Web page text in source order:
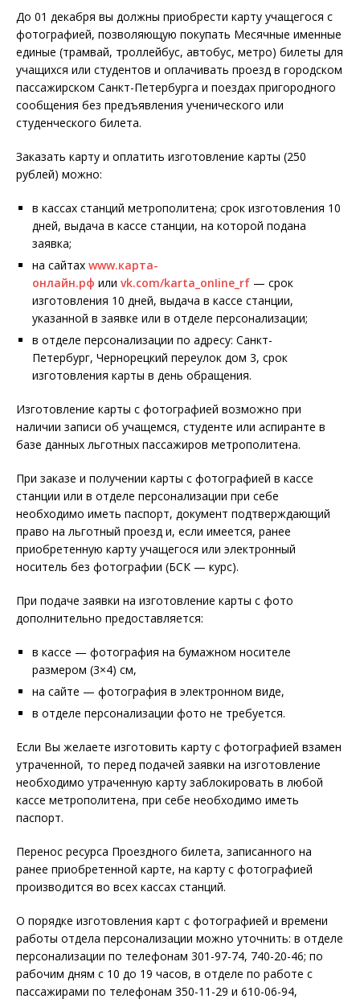
До 01 декабря вы должны приобрести карту учащегося с
фотографией, позволяющую покупать Месячные именные
единые (трамвай, троллейбус, автобус, метро) билеты для
учащихся или студентов и оплачивать проезд в городском
пассажирском Санкт-Петербурга и поездах пригородного
сообщения без предъявления ученического или
студенческого билета.
Заказать карту и оплатить изготовление карты (250
рублей) можно:
в кассах станций метрополитена; срок изготовления 10
дней, выдача в кассе станции, на которой подана
заявка;
на сайтах www.кapтa-
онлайн.рф или vk.com/karta_onIine_rf — срок
изготовления 10 дней, выдача в кассе станции,
указанной в заявке или в отделе персонализации;
в отделе персонализации по адресу: Санкт-
Петербург, Чернорецкий переулок дом 3, срок
изготовления карты в день обращения.
Изготовление карты с фотографией возможно при
наличии записи об учащемся, студенте или аспиранте в
базе данных льготных пассажиров метрополитена.
При заказе и получении карты с фотографией в кассе
станции или в отделе персонализации при себе
необходимо иметь паспорт, документ подтверждающий
право на льготный проезд и, если имеется, ранее
приобретенную карту учащегося или электронный
носитель без фотографии (БСК — курс).
При подаче заявки на изготовление карты с фото
дополнительно предоставляется:
в кассе — фотография на бумажном носителе
размером (3×4) см,
на сайте — фотография в электронном виде,
в отделе персонализации фото не требуется.
Если Вы желаете изготовить карту с фотографией взамен
утраченной, то перед подачей заявки на изготовление
необходимо утраченную карту заблокировать в любой
кассе метрополитена, при себе необходимо иметь
паспорт.
Перенос ресурса Проездного билета, записанного на
ранее приобретенной карте, на карту с фотографией
производится во всех кассах станций.
О порядке изготовления карт с фотографией и времени
работы отдела персонализации можно уточнить: в отделе
персонализации по телефонам 301-97-74, 740-20-46; по
рабочим дням с 10 до 19 часов, в отделе по работе с
пассажирами по телефонам 350-11-29 и 610-06-94,